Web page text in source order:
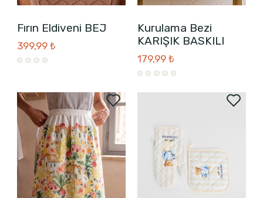
Fırın Eldiveni BEJ
399,99 ₺
Kurulama Bezi
KARIŞIK BASKILI
179,99 ₺